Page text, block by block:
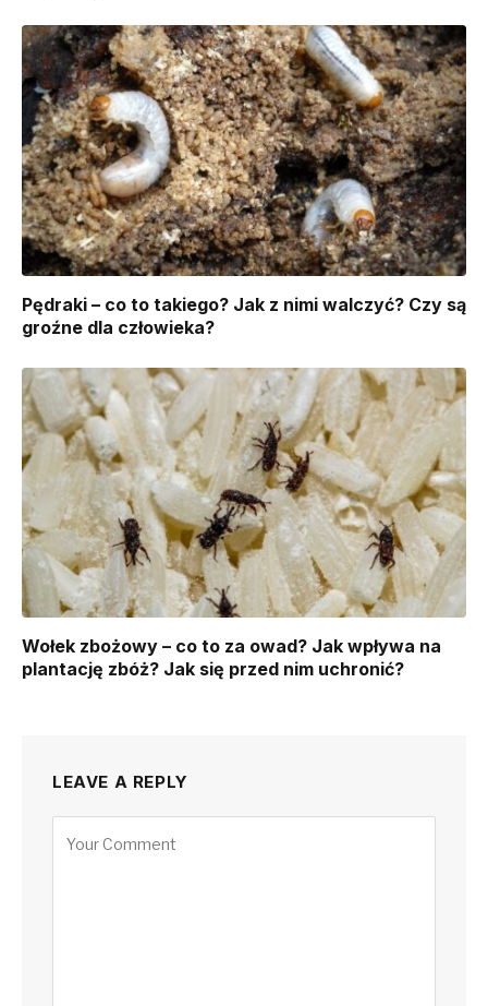
Pędraki – co to takiego? Jak z nimi walczyć? Czy są
groźne dla człowieka?
Wołek zbożowy – co to za owad? Jak wpływa na
plantację zbóż? Jak się przed nim uchronić?
LEAVE A REPLY